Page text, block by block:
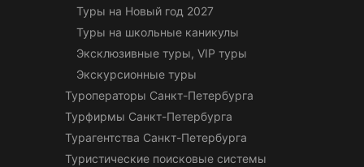
Туры на Новый год 2027
Туры на школьные каникулы
Эксклюзивные туры, VIP туры
Экскурсионные туры
Туроператоры Санкт-Петербурга
Турфирмы Санкт-Петербурга
Турагентства Санкт-Петербурга
Туристические поисковые системы